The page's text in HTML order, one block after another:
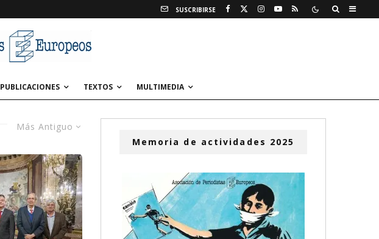
SUSCRIBIRSE
PUBLICACIONES TEXTOS MULTIMEDIA
Más Antiguo
Memoria de actividades 2025